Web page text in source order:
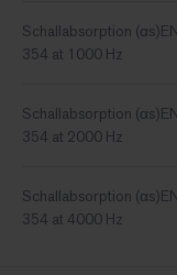
Schallabsorption
354 at 1000 Hz
Schallabsorption
354 at 2000 Hz
Schallabsorption
354 at 4000 Hz